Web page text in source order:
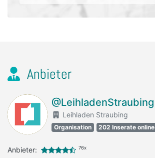
Anbieter
@LeihladenStraubing
Leihladen Straubing
Organisation 202 Inserate online
Anbieter: 76x